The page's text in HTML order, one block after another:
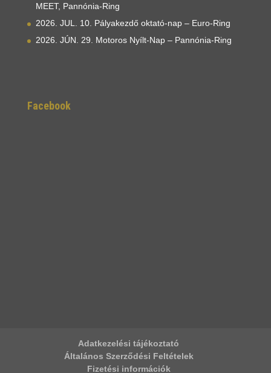
MEET, Pannónia-Ring
2026. JUL. 10. Pályakezdő oktató-nap – Euro-Ring
2026. JÚN. 29. Motoros Nyílt-Nap – Pannónia-Ring
Facebook
Adatkezelési tájékoztató
Általános Szerződési Feltételek
Fizetési információk